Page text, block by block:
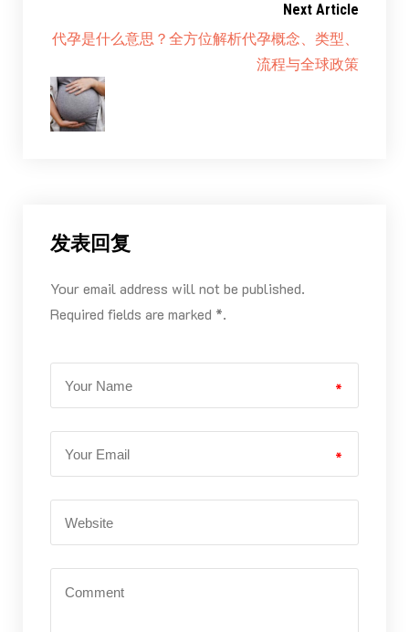
Next Article
代孕是什么意思？全方位解析代孕概念、类型、
流程与全球政策
发表回复
Your email address will not be published.
Required fields are marked *.
*
*